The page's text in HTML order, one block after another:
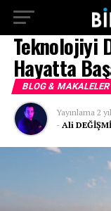
Teknolojiyi
Hayatta
BLOG & MAKALELER
Yayınlama 2 yıl
- Ali